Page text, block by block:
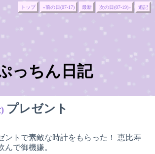
トップ «前の日(07-17) 最新 次の日(07-19)» 追記
っちん日記
プレゼント
ントで素敵な時計をもらった！ 恵比寿
んで御機嫌。